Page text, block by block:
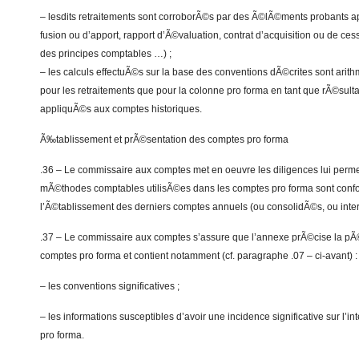
– lesdits retraitements sont corroborÃ©s par des Ã©lÃ©ments probants
fusion ou d’apport, rapport d’Ã©valuation, contrat d’acquisition ou de
des principes comptables …) ;
– les calculs effectuÃ©s sur la base des conventions dÃ©crites sont
pour les retraitements que pour la colonne pro forma en tant que
appliquÃ©s aux comptes historiques.
Ã‰tablissement et prÃ©sentation des comptes pro forma
.36 – Le commissaire aux comptes met en oeuvre les diligences lui
mÃ©thodes comptables utilisÃ©es dans les comptes pro forma sont
l’Ã©tablissement des derniers comptes annuels (ou consolidÃ©s, ou
.37 – Le commissaire aux comptes s’assure que l’annexe prÃ©cise la
comptes pro forma et contient notamment (cf. paragraphe .07 – ci-avant) :
– les conventions significatives ;
– les informations susceptibles d’avoir une incidence significative sur
pro forma.